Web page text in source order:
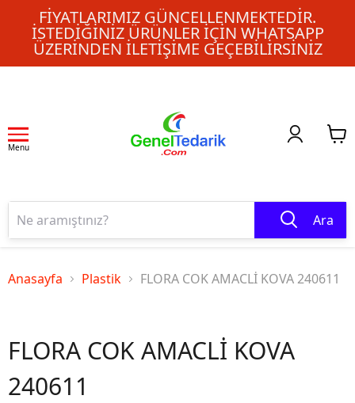
FIYATLARIMIZ GÜNCELLENMEKTEDIR.
İSTEDIĞINIZ ÜRÜNLER IÇIN WHATSAPP
ÜZERINDEN ILETIŞIME GEÇEBILIRSINIZ
Menu
Ara
Anasayfa Plastik FLORA COK AMACLİ KOVA 240611
FLORA COK AMACLİ KOVA
240611